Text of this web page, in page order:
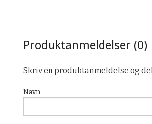
Produktanmeldelser (0)
Skriv en produktanmeldelse og
Navn